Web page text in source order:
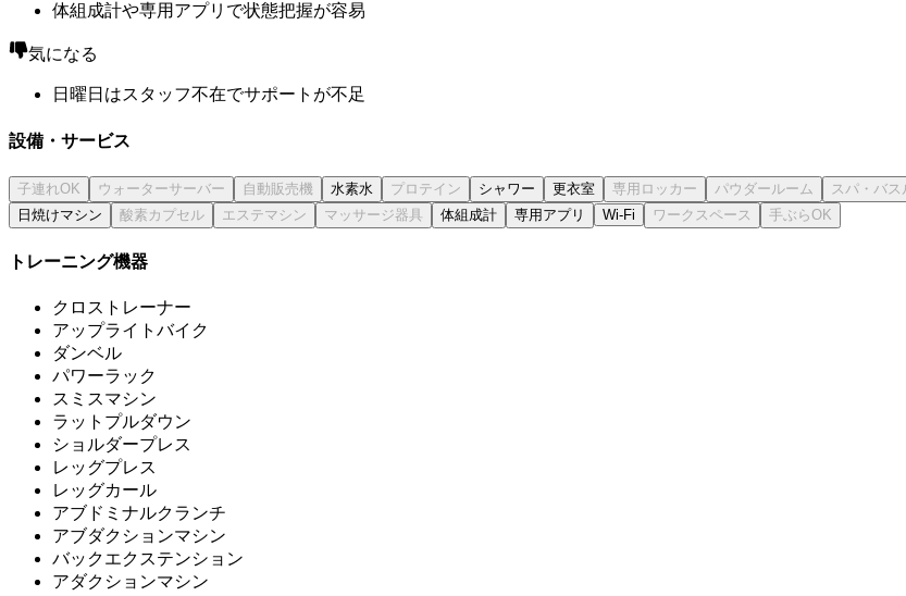
体組成計や専用アプリで状態把握が容易
気になる
日曜日はスタッフ不在でサポートが不足
設備・サービス
水素水 シャワー 更衣室
日焼けマシン
体組成計 専用アプリ Wi-Fi
トレーニング機器
クロストレーナー
アップライトバイク
ダンベル
パワーラック
スミスマシン
ラットプルダウン
ショルダープレス
レッグプレス
レッグカール
アブドミナルクランチ
アブダクションマシン
バックエクステンション
アダクションマシン